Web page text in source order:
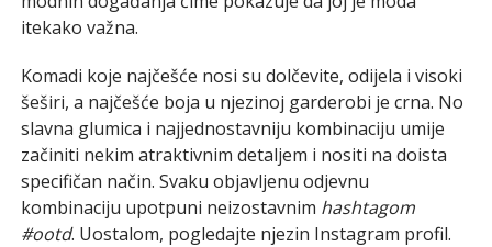
itekako važna.
Komadi koje najčešće nosi su dolčevite, odijela i visoki
šeširi, a najčešće boja u njezinoj garderobi je crna. No
slavna glumica i najjednostavniju kombinaciju umije
začiniti nekim atraktivnim detaljem i nositi na doista
specifičan način. Svaku objavljenu odjevnu
kombinaciju upotpuni neizostavnim hashtagom
#ootd. Uostalom, pogledajte njezin Instagram profil.